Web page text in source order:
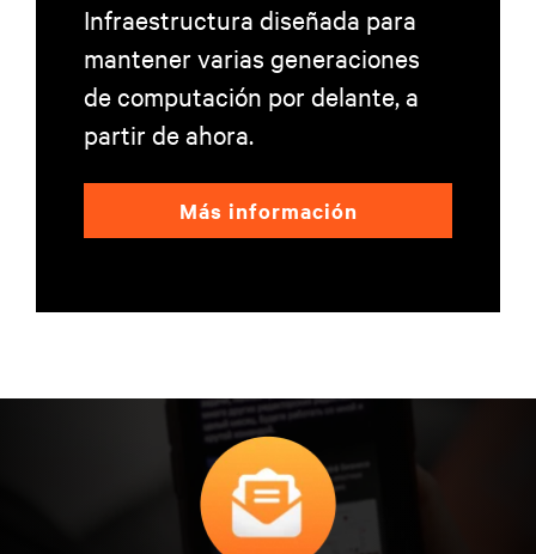
Infraestructura diseñada para
mantener varias generaciones
de computación por delante, a
partir de ahora.
Más información